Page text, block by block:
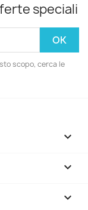
speciali
scopo, cerca le


